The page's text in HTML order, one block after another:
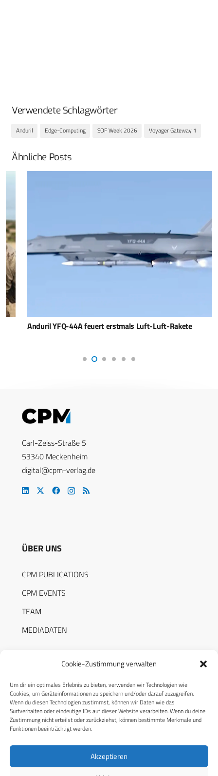
Cookie-Zustimmung verwalten
Um dir ein optimales Erlebnis zu bieten, verwenden wir Technologien wie
Cookies, um Geräteinformationen zu speichern und/oder darauf zuzugreifen.
Wenn du diesen Technologien zustimmst, können wir Daten wie das
Surfverhalten oder eindeutige IDs auf dieser Website verarbeiten. Wenn du deine
Zustimmung nicht erteilst oder zurückziehst, können bestimmte Merkmale und
Funktionen beeinträchtigt werden.
Akzeptieren
Verwendete Schlagwörter
Anduril Edge-Computing SOF Week 2026 Voyager Gateway 1
Ähnliche Posts
Anduril YFQ-44A feuert erstmals Luft-Luft-Rakete
Carl-Zeiss-Straße 5
53340 Meckenheim
digital@cpm-verlag.de
ÜBER UNS
CPM PUBLICATIONS
CPM EVENTS
TEAM
MEDIADATEN
RECHTLICHES
Datenschutzerklärung
Cookie-Richtlinie (EU)